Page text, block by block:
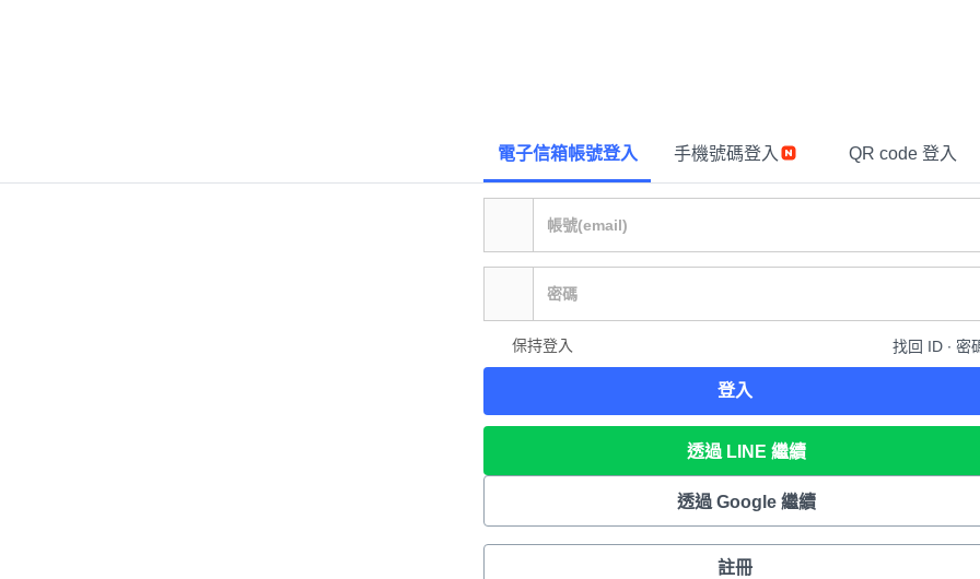
電子信箱帳號登入 手機號碼登入 QR code 登入
保持登入 找回 ID ∙ 密
登入
透過 LINE 繼續
透過 Google 繼續
註冊